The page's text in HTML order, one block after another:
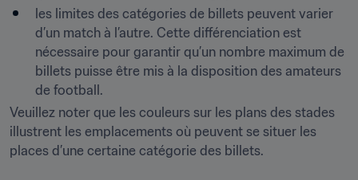
les limites des catégories de billets peuvent varier
d’un match à l’autre. Cette différenciation est
nécessaire pour garantir qu’un nombre maximum de
billets puisse être mis à la disposition des amateurs
de football.
Veuillez noter que les couleurs sur les plans des stades
illustrent les emplacements où peuvent se situer les
places d’une certaine catégorie des billets.